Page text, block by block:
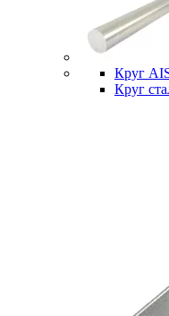
Круг
Круг